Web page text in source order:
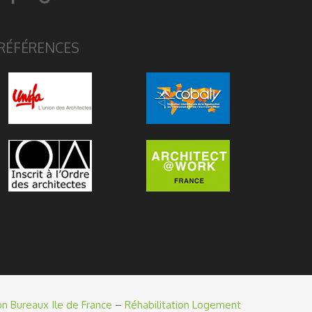
Bureaux Ile de France – Réhabilitation Logement